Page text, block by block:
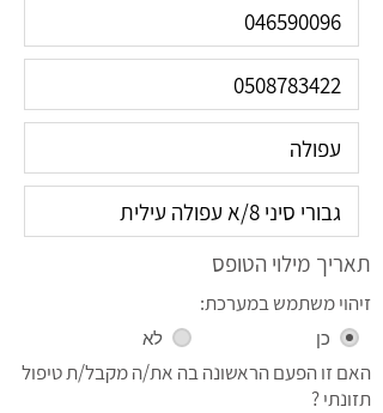
תאריך מילוי הטופס
זיהוי משתמש במערכת:
כן לא
האם זו הפעם הראשונה בה את/ה מקבל/ת טיפול
תזונתי ?